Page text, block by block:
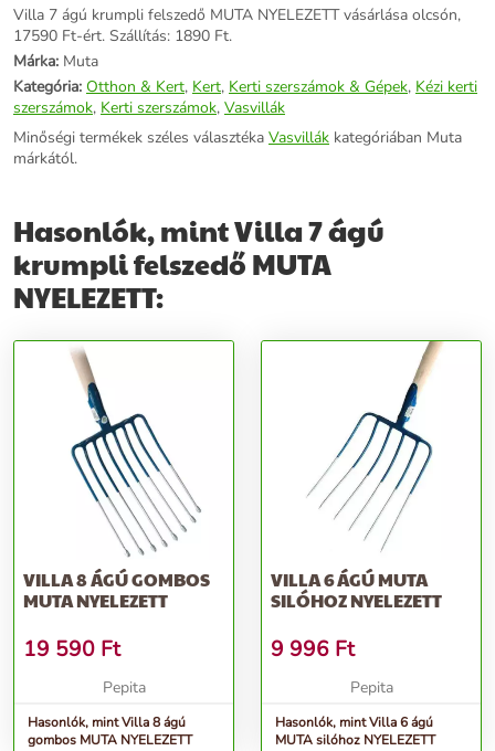
Villa 7 ágú krumpli felszedő MUTA NYELEZETT vásárlása olcsón,
17590 Ft-ért. Szállítás: 1890 Ft.
Márka: Muta
Kategória: Otthon & Kert, Kert, Kerti szerszámok & Gépek, Kézi kerti
szerszámok, Kerti szerszámok, Vasvillák
Minőségi termékek széles választéka Vasvillák kategóriában Muta
márkától.
Hasonlók, mint Villa 7 ágú
krumpli felszedő MUTA
NYELEZETT:
VILLA 8 ÁGÚ GOMBOS
MUTA NYELEZETT
19 590 Ft
Pepita
Hasonlók, mint Villa 8 ágú
gombos MUTA NYELEZETT
VILLA 6 ÁGÚ MUTA
SILÓHOZ NYELEZETT
9 996 Ft
Pepita
Hasonlók, mint Villa 6 ágú
MUTA silóhoz NYELEZETT